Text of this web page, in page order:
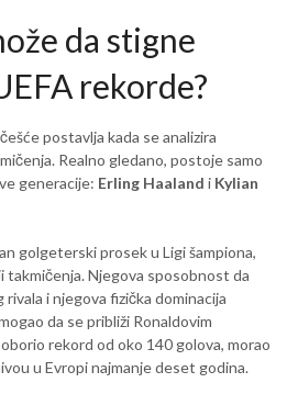
da stigne
rekorde?
postavlja kada se analizira
Realno gledano, postoje samo
generacije: Erling Haaland i Kylian
golgeterski prosek u Ligi šampiona,
takmičenja. Njegova sposobnost da
i njegova fizička dominacija
da se približi Ronaldovim
rekord od oko 140 golova, morao
u Evropi najmanje deset godina.